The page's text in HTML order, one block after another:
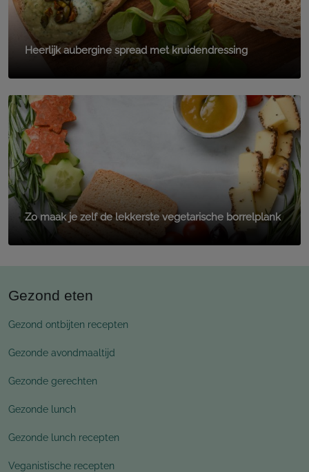
Heerlijk aubergine spread met kruidendressing
Zo maak je zelf de lekkerste vegetarische borrelplank
Gezond eten
Gezond ontbijten recepten
Gezonde avondmaaltijd
Gezonde gerechten
Gezonde lunch
Gezonde lunch recepten
Veganistische recepten